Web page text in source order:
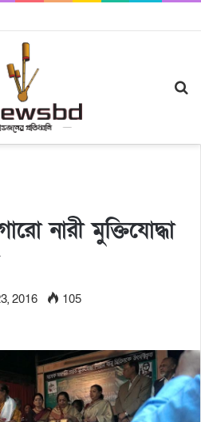
নতুন গান ‘Baljanggi’
নারী মুক্তিযোদ্ধা
2016
105